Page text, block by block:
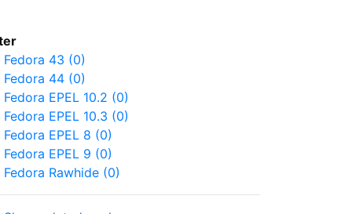
Fedora 43 (0)
Fedora 44 (0)
Fedora EPEL 10.2 (0)
Fedora EPEL 10.3 (0)
Fedora EPEL 8 (0)
Fedora EPEL 9 (0)
Fedora Rawhide (0)